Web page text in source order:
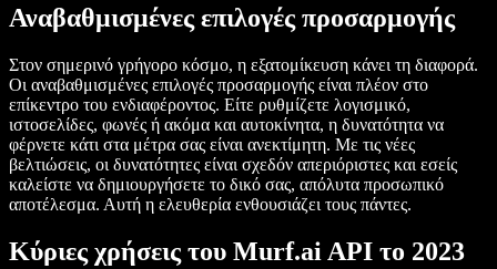
Αναβαθμισμένες επιλογές προσαρμογής
Στον σημερινό γρήγορο κόσμο, η εξατομίκευση κάνει τη διαφορά.
Οι αναβαθμισμένες επιλογές προσαρμογής είναι πλέον στο
επίκεντρο του ενδιαφέροντος. Είτε ρυθμίζετε λογισμικό,
ιστοσελίδες, φωνές ή ακόμα και αυτοκίνητα, η δυνατότητα να
φέρνετε κάτι στα μέτρα σας είναι ανεκτίμητη. Με τις νέες
βελτιώσεις, οι δυνατότητες είναι σχεδόν απεριόριστες και εσείς
καλείστε να δημιουργήσετε το δικό σας, απόλυτα προσωπικό
αποτέλεσμα. Αυτή η ελευθερία ενθουσιάζει τους πάντες.
Κύριες χρήσεις του Murf.ai API το 2023